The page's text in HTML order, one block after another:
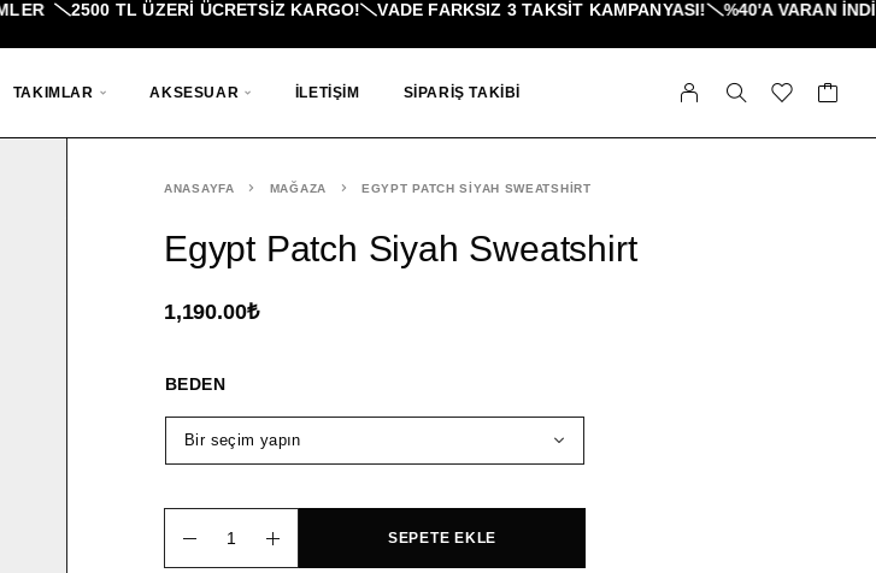
2500 TL ÜZERI ÜCRETSİZ KARGO! VADE FARKSIZ 3 TAKSIT KAMPANYASI! %40'A VARAN
TAKIMLAR AKSESUAR İLETIŞIM SIPARIŞ TAKIBI
ANASAYFA MAĞAZA EGYPT PATCH SIYAH SWEATSHIRT
Egypt Patch Siyah Sweatshirt
1,190.00₺
BEDEN
SEPETE EKLE